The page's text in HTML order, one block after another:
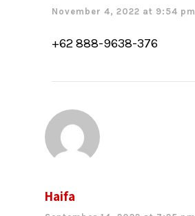
November 4, 2022 at 9:54 pm
+62 888-9638-376
Haifa